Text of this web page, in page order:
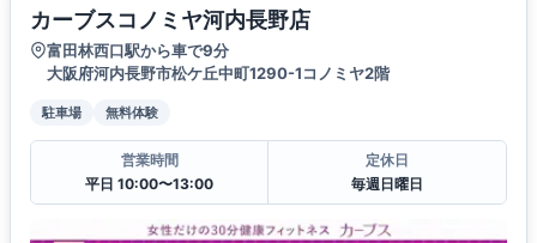
カーブスコノミヤ河内長野店
富田林西口駅から車で9分
大阪府河内長野市松ケ丘中町1290-1コノミヤ2階
駐車場 無料体験
営業時間
平日 10:00〜13:00
定休日
毎週日曜日